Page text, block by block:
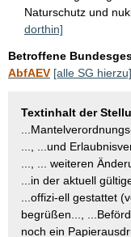
Naturschutz und
dorthin]
Betroffene
AbfAEV [alle SG hierzu]
Textinhalt der
..., ...und
..., ... weiteren
...in der aktuell
...offizi-ell gestattet
begrüßen...,
noch ein